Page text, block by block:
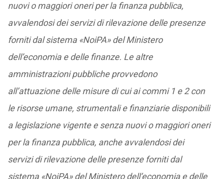
nuovi o maggiori oneri per la finanza pubblica,
avvalendosi dei servizi di rilevazione delle presenze
forniti dal sistema «NoiPA» del Ministero
dell’economia e delle finanze. Le altre
amministrazioni pubbliche provvedono
all’attuazione delle misure di cui ai commi 1 e 2 con
le risorse umane, strumentali e finanziarie disponibili
a legislazione vigente e senza nuovi o maggiori oneri
per la finanza pubblica, anche avvalendosi dei
servizi di rilevazione delle presenze forniti dal
sistema «NoiPA» del Ministero dell’economia e delle